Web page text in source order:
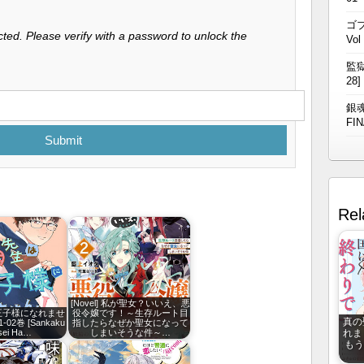
Please verify with a password to unlock the
Submit
子様になれませ
02巻 [Sankaku
Ha…
[Novel] 私が聖女？いいえ、悪
役令嬢です！～生存ルート目
指したらなぜか聖女になって
しまいそうな件～…
ゴ
Vol
監
28]
銀
真
れ
も